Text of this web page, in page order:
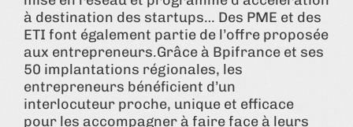
à destination des startups… Des PME et des
ETI font également partie de l’offre proposée
aux entrepreneurs.Grâce à Bpifrance et ses
50 implantations régionales, les
entrepreneurs bénéficient d’un
interlocuteur proche, unique et efficace
pour les accompagner à faire face à leurs